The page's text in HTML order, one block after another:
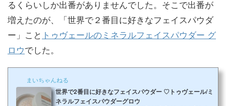
るくらいしか出番がありませんでした。そこで出番が
増えたのが、「世界で２番目に好きなフェイスパウダ
ー」こと トゥヴェールのミネラルフェイスパウダー グ
ロウでした。
まいちゃんねる
世界で2番目に好きなフェイスパウダー ♡トゥヴェール/ミ
ネラルフェイスパウダーグロウ